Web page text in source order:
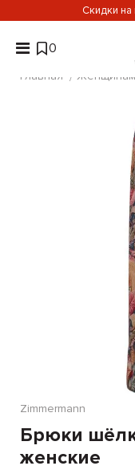
Скидки
0
Главная Женщинам
Zimmermann
Брюки
женские